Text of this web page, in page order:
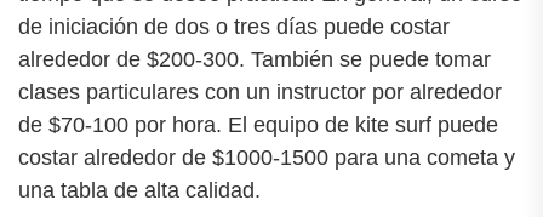
de iniciación de dos o tres días puede costar
alrededor de $200-300. También se puede tomar
clases particulares con un instructor por alrededor
de $70-100 por hora. El equipo de kite surf puede
costar alrededor de $1000-1500 para una cometa y
una tabla de alta calidad.